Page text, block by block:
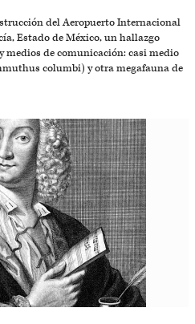
del Aeropuerto Internacional
Estado de México, un hallazgo
medios de comunicación: casi medio
columbi) y otra megafauna de